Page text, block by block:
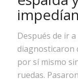
Después de ir
diagnosticaron
por sí mismo
ruedas.